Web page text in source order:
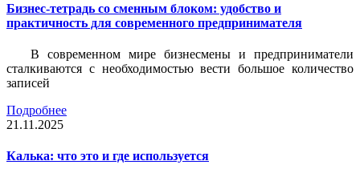
Бизнес-тетрадь со сменным блоком: удобство и
практичность для современного предпринимателя
В современном мире бизнесмены и предприниматели
сталкиваются с необходимостью вести большое количество
записей
Подробнее
21.11.2025
Калька: что это и где используется